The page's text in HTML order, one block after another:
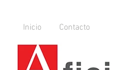
Inicio Contacto